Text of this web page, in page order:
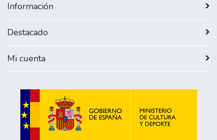
Información
Destacado
Mi cuenta